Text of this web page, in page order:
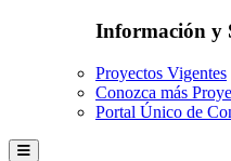
Información y
Proyectos Vigentes
Conozca más
Portal Único de